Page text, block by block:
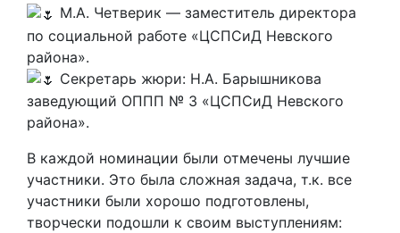
М.А. Четверик — заместитель директора
по социальной работе «ЦСПСиД Невского
района».
Секретарь жюри: Н.А. Барышникова
заведующий ОППП № 3 «ЦСПСиД Невского
района».
В каждой номинации были отмечены лучшие
участники. Это была сложная задача, т.к. все
участники были хорошо подготовлены,
творчески подошли к своим выступлениям: